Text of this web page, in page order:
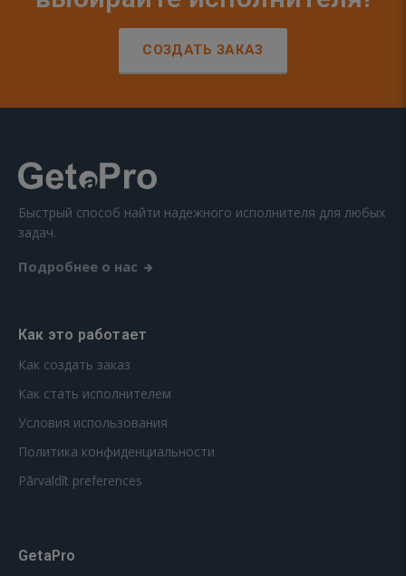
СОЗДАТЬ ЗАКАЗ
Быстрый способ найти надежного исполнителя для любых
задач.
Подробнее о нас
Как это работает
Как создать заказ
Как стать исполнителем
Условия использования
Политика конфиденциальности
Pārvaldīt preferences
GetaPro